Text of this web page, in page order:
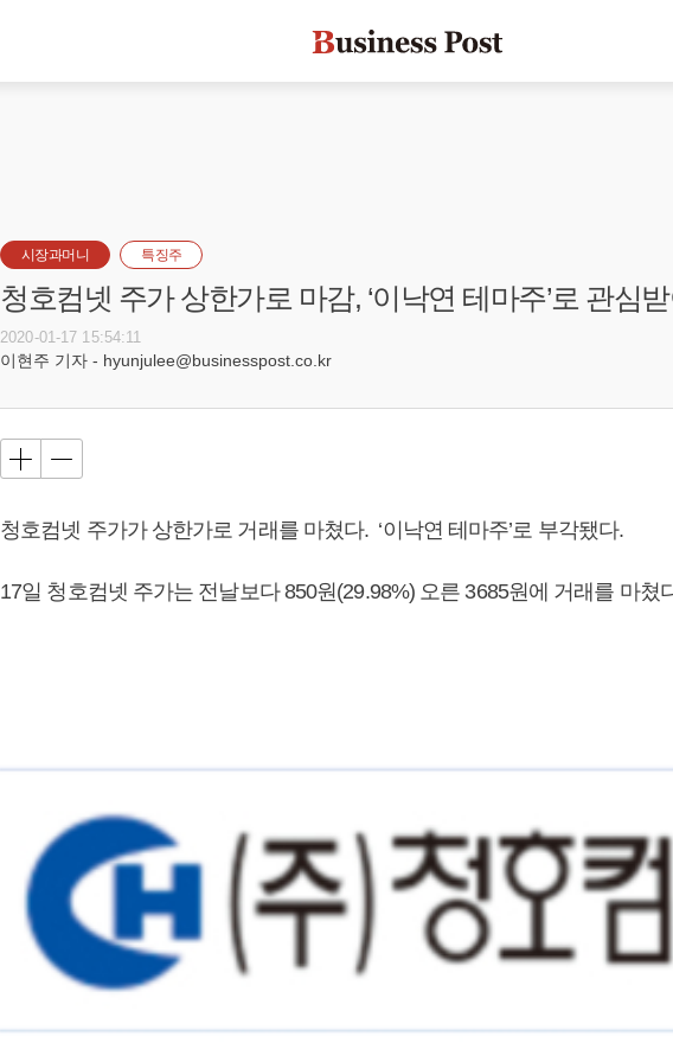
시장과머니 특징주
청호컴넷 주가 상한가로 마감, ‘이낙연 테마주’로 관심
2020-01-17 15:54:11
이현주 기자 - hyunjulee@businesspost.co.kr
청호컴넷 주가가 상한가로 거래를 마쳤다. ‘이낙연 테마주’로 부각됐다.
17일 청호컴넷 주가는 전날보다 850원(29.98%) 오른 3685원에 거래를 마쳤